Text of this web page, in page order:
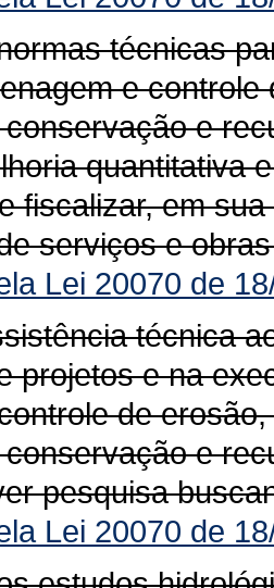
técnicas
e
e
quantitativa
fiscalizar, em
serviços e
Lei 20070 de
técnica
projetos e na
de
e
pesquisa
Lei 20070 de